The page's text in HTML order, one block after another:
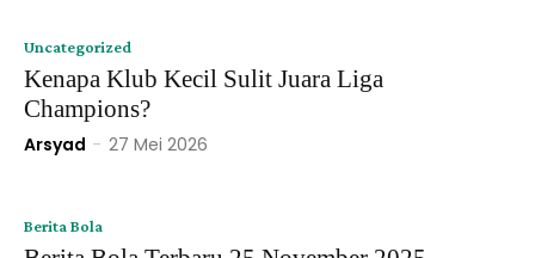
Uncategorized
Kenapa Klub Kecil Sulit Juara Liga
Champions?
Arsyad - 27 Mei 2026
Berita Bola